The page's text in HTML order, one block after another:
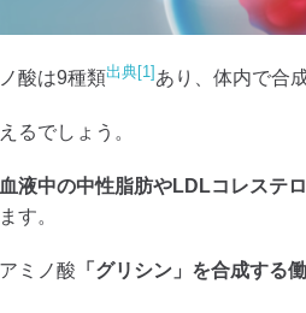
酸は9種類出典[1] あり、体内で合
るでしょう。
血液中の中性脂肪やLDLコレステ
す。
ミノ酸 「グリシン」を合成する